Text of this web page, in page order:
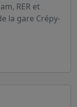
RER et
la gare Crépy-